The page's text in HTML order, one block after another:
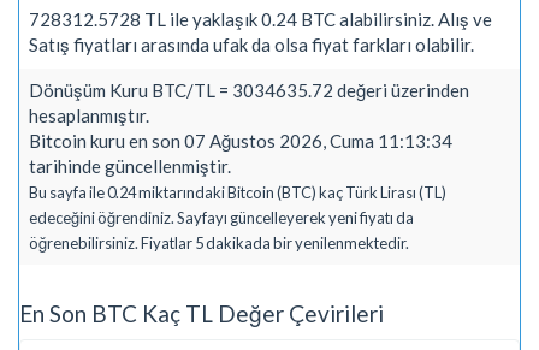
728312.5728 TL ile yaklaşık 0.24 BTC alabilirsiniz. Alış ve
Satış fiyatları arasında ufak da olsa fiyat farkları olabilir.
Dönüşüm Kuru BTC/TL = 3034635.72 değeri üzerinden
hesaplanmıştır.
Bitcoin kuru en son 07 Ağustos 2026, Cuma 11:13:34
tarihinde güncellenmiştir.
Bu sayfa ile 0.24 miktarındaki Bitcoin (BTC) kaç Türk Lirası (TL)
edeceğini öğrendiniz. Sayfayı güncelleyerek yeni fiyatı da
öğrenebilirsiniz. Fiyatlar 5 dakikada bir yenilenmektedir.
En Son BTC Kaç TL Değer Çevirileri